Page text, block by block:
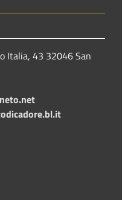
Italia, 43 32046 San